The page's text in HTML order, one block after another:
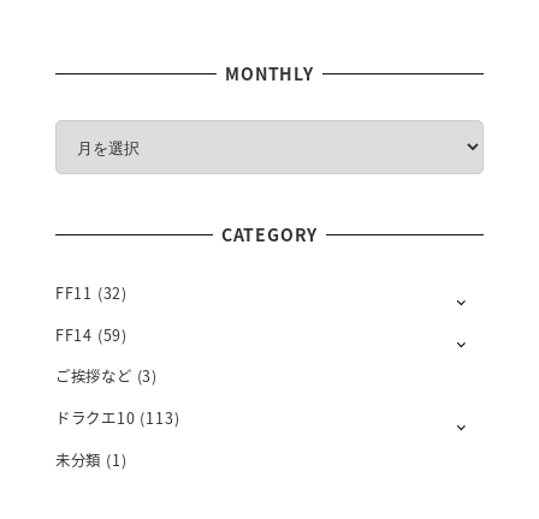
MONTHLY
H
Y
CATEGORY
FF11 (32)
FF14 (59)
ご挨拶など (3)
ドラクエ10 (113)
未分類 (1)